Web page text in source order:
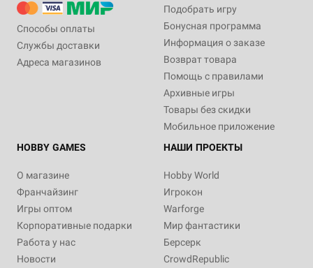
Способы оплаты
Службы доставки
Адреса магазинов
Подобрать игру
Бонусная программа
Информация о заказе
Возврат товара
Помощь с правилами
Архивные игры
Товары без скидки
Мобильное приложение
HOBBY GAMES
О магазине
Франчайзинг
Игры оптом
Корпоративные подарки
Работа у нас
Новости
НАШИ ПРОЕКТЫ
Hobby World
Игрокон
Warforge
Мир фантастики
Берсерк
CrowdRepublic